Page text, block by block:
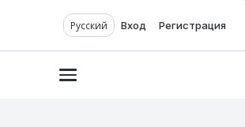
Русский Вход Регистрация
Toggle navigation